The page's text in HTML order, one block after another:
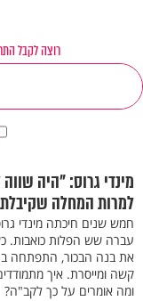
רוצה לקבל
מינדי גרוס: "היה
למרות המחלה
חמש שנים חיכתה מינדי
עברה שש הפלות כואבות.
את בנה הבכור, התפתחה
קשה ומייסרת. איך
ומה אומרים על כך לקב"ה?